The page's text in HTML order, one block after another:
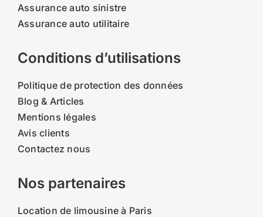
Assurance auto sinistre
Assurance auto utilitaire
Conditions d’utilisations
Politique de protection des données
Blog & Articles
Mentions légales
Avis clients
Contactez nous
Nos partenaires
Location de limousine à Paris